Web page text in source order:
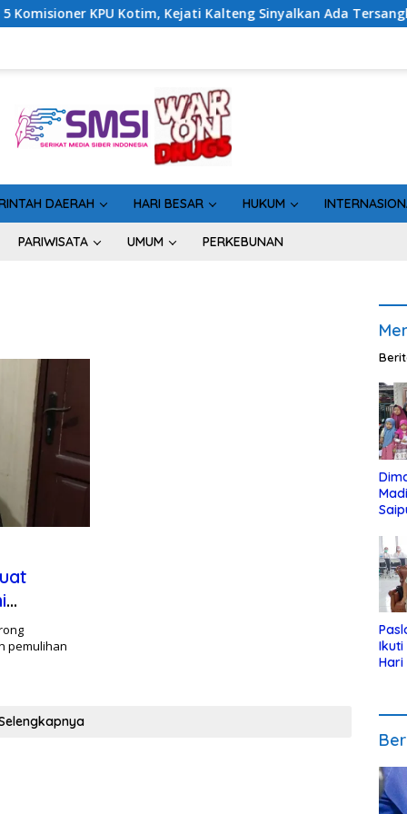
Kotim, Kejati Kalteng Sinyalkan Ada Tersangka Baru di
DAERAH HARI BESAR HUKUM
PARIWISATA UMUM PERKEBUNAN
pemulihan
Ikuti
Hari